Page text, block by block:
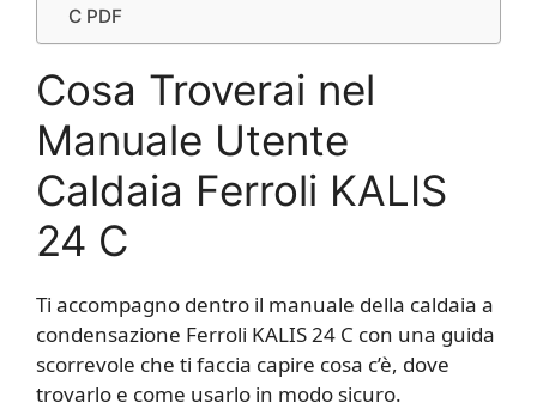
C PDF
Cosa Troverai nel
Manuale Utente
Caldaia Ferroli KALIS
24 C
Ti accompagno dentro il manuale della caldaia a
condensazione Ferroli KALIS 24 C con una guida
scorrevole che ti faccia capire cosa c’è, dove
trovarlo e come usarlo in modo sicuro.